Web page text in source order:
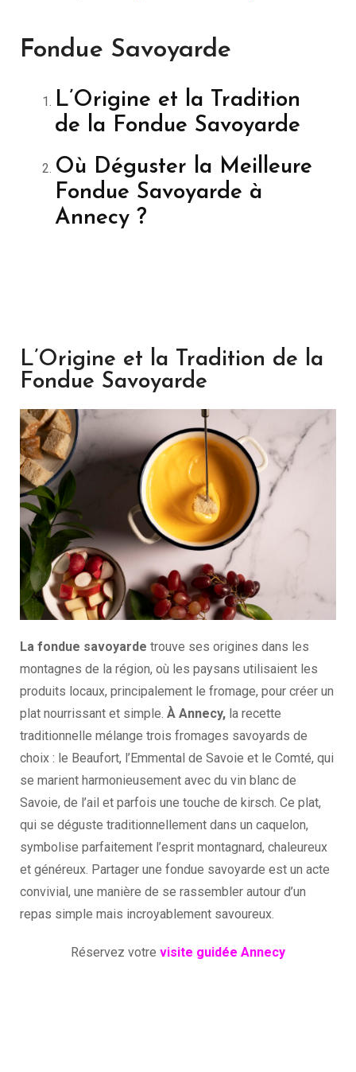
Fondue Savoyarde
L’Origine et la Tradition
de la Fondue Savoyarde
Où Déguster la Meilleure
Fondue Savoyarde à
Annecy ?
L’Origine et la Tradition de la
Fondue Savoyarde
La fondue savoyarde trouve ses origines dans les
montagnes de la région, où les paysans utilisaient les
produits locaux, principalement le fromage, pour créer un
plat nourrissant et simple. À Annecy, la recette
traditionnelle mélange trois fromages savoyards de
choix : le Beaufort, l’Emmental de Savoie et le Comté, qui
se marient harmonieusement avec du vin blanc de
Savoie, de l’ail et parfois une touche de kirsch. Ce plat,
qui se déguste traditionnellement dans un caquelon,
symbolise parfaitement l’esprit montagnard, chaleureux
et généreux. Partager une fondue savoyarde est un acte
convivial, une manière de se rassembler autour d’un
repas simple mais incroyablement savoureux.
Réservez votre visite guidée Annecy